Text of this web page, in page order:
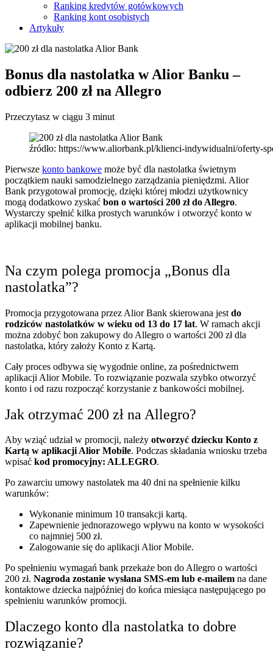
Ranking kredytów gotówkowych
Ranking kont osobistych
Artykuły
Bonus dla nastolatka w Alior Banku –
odbierz 200 zł na Allegro
Przeczytasz w ciągu 3 minut
źródło: https://www.aliorbank.pl/klienci-indywidualni/oferty-
Pierwsze konto bankowe może być dla nastolatka świetnym
początkiem nauki samodzielnego zarządzania pieniędzmi. Alior
Bank przygotował promocję, dzięki której młodzi użytkownicy
mogą dodatkowo zyskać bon o wartości 200 zł do Allegro.
Wystarczy spełnić kilka prostych warunków i otworzyć konto w
aplikacji mobilnej banku.
Na czym polega promocja „Bonus dla
nastolatka”?
Promocja przygotowana przez Alior Bank skierowana jest do
rodziców nastolatków w wieku od 13 do 17 lat. W ramach akcji
można zdobyć bon zakupowy do Allegro o wartości 200 zł dla
nastolatka, który założy Konto z Kartą.
Cały proces odbywa się wygodnie online, za pośrednictwem
aplikacji Alior Mobile. To rozwiązanie pozwala szybko otworzyć
konto i od razu rozpocząć korzystanie z bankowości mobilnej.
Jak otrzymać 200 zł na Allegro?
Aby wziąć udział w promocji, należy otworzyć dziecku Konto z
Kartą w aplikacji Alior Mobile. Podczas składania wniosku trzeba
wpisać kod promocyjny: ALLEGRO.
Po zawarciu umowy nastolatek ma 40 dni na spełnienie kilku
warunków:
Wykonanie minimum 10 transakcji kartą.
Zapewnienie jednorazowego wpływu na konto w wysokości
co najmniej 500 zł.
Zalogowanie się do aplikacji Alior Mobile.
Po spełnieniu wymagań bank przekaże bon do Allegro o wartości
200 zł. Nagroda zostanie wysłana SMS-em lub e-mailem na dane
kontaktowe dziecka najpóźniej do końca miesiąca następującego po
spełnieniu warunków promocji.
Dlaczego konto dla nastolatka to dobre
rozwiązanie?